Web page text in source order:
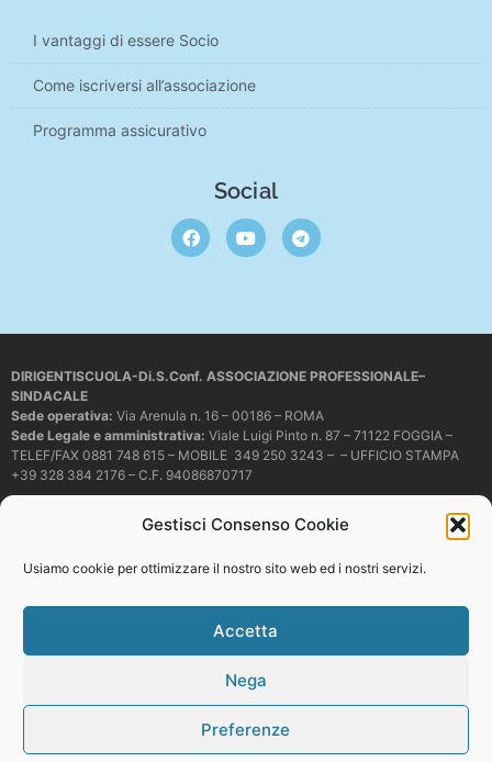
Gestisci Consenso Cookie
Usiamo cookie per ottimizzare il nostro sito web ed i nostri servizi.
Accetta
Nega
Preferenze
I vantaggi di essere Socio
Come iscriversi all’associazione
Programma assicurativo
Social
DIRIGENTISCUOLA-Di.S.Conf. ASSOCIAZIONE PROFESSIONALE–
SINDACALE
Sede operativa: Via Arenula n. 16 – 00186 – ROMA
Sede Legale e amministrativa: Viale Luigi Pinto n. 87 – 71122 FOGGIA –
TELEF/FAX 0881 748 615 – MOBILE 349 250 3243 – – UFFICIO STAMPA
+39 328 384 2176 – C.F. 94086870717
dirigentiscuola@pec.it
copiare o riprodurre in alcun modo i contenuti presenti in questo sito se non
Top